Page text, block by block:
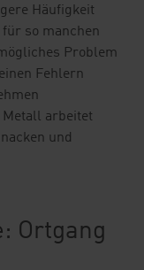
Häufigkeit
so manchen
Problem
Fehlern
arbeitet
und
Ortgang